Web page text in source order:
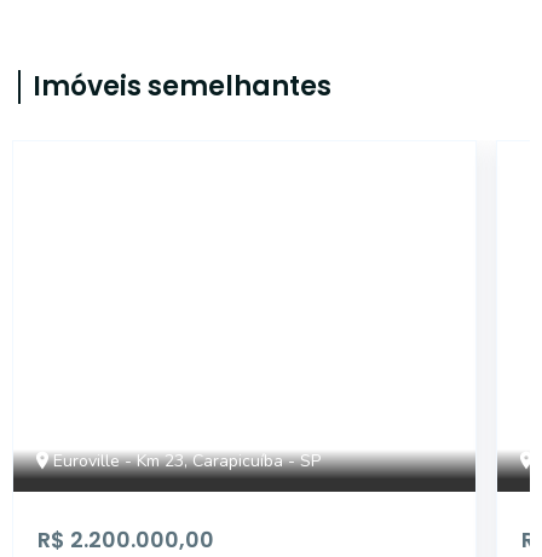
Imóveis semelhantes
Euroville - Km 23, Carapicuíba - SP
R$ 2.200.000,00